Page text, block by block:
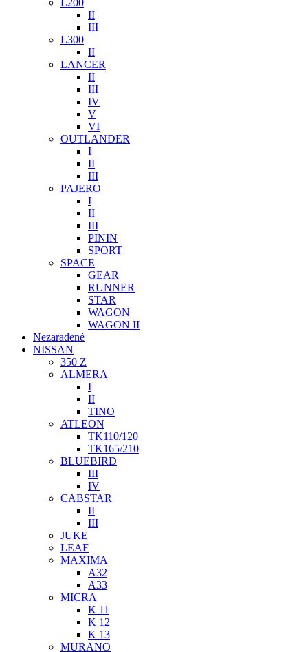
L200
II
III
L300
II
LANCER
II
III
IV
V
VI
OUTLANDER
I
II
III
PAJERO
I
II
III
PININ
SPORT
SPACE
GEAR
RUNNER
STAR
WAGON
WAGON II
Nezaradené
NISSAN
350 Z
ALMERA
I
II
TINO
ATLEON
TK110/120
TK165/210
BLUEBIRD
III
IV
CABSTAR
II
III
JUKE
LEAF
MAXIMA
A32
A33
MICRA
K 11
K 12
K 13
MURANO